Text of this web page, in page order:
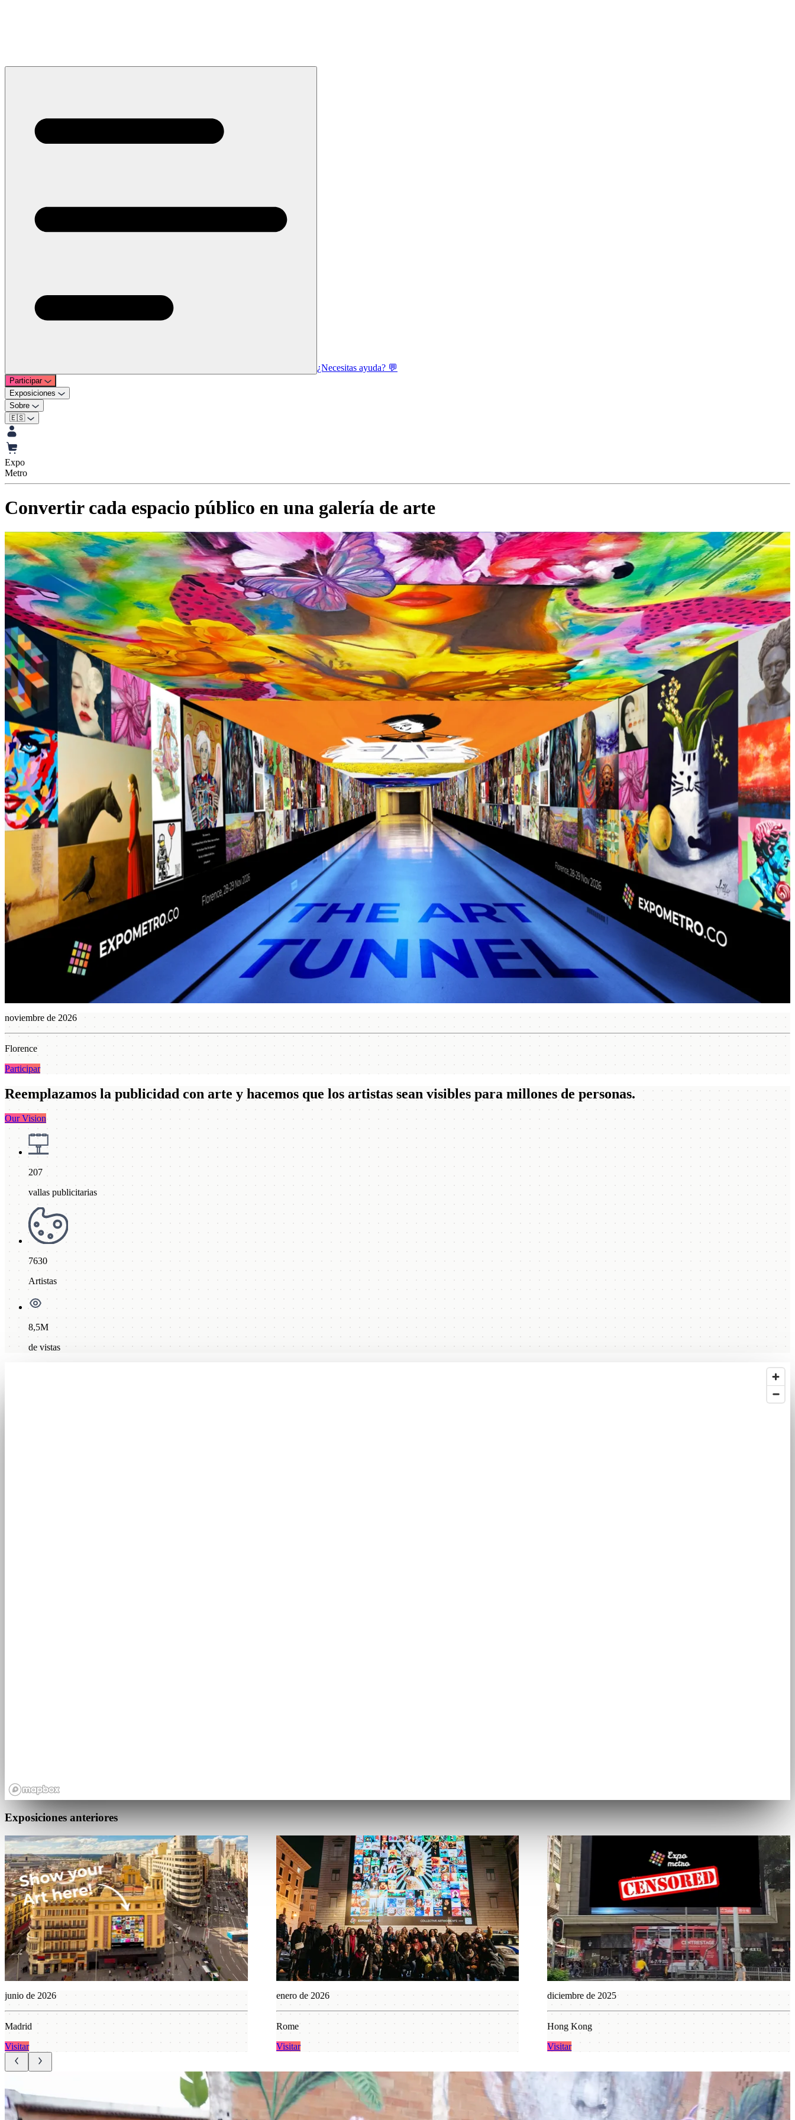
¿Necesitas ayuda? 💬
Participar
Exposiciones
Sobre
🇪🇸
Expo
Metro
Convertir cada espacio público en una galería de arte
noviembre de 2026
Florence
Participar
Reemplazamos la publicidad con arte y hacemos que los artistas sean visibles para millones de personas.
Our Vision
207
vallas publicitarias
7630
Artistas
8,5M
de vistas
Exposiciones anteriores
junio de 2025
Barcelona
Visitar
enero de 2025
Miami Beach
Visitar
octubre de 2024
Milan
Visitar